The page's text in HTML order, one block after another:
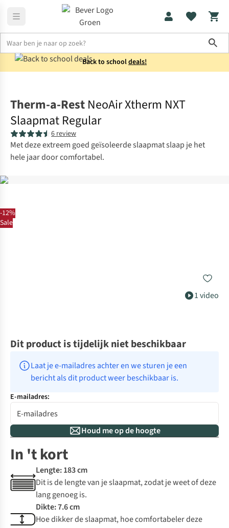
Back to schooldeals!
-12%
Sale
1 video
Therm-a-Rest NeoAir Xtherm NXT
Slaapmat Regular
6 review
Met deze extreem goed geïsoleerde slaapmat slaap je het
hele jaar door comfortabel.
Dit product is tijdelijk niet beschikbaar
Laat je e-mailadres achter en we sturen je een
bericht als dit product weer beschikbaar is.
E-mailadres:
Houd me op de hoogte
In 't kort
Lengte: 183 cm
Dit is de lengte van je slaapmat, zodat je weet of deze
lang genoeg is.
Dikte: 7.6 cm
Hoe dikker de slaapmat, hoe comfortabeler deze